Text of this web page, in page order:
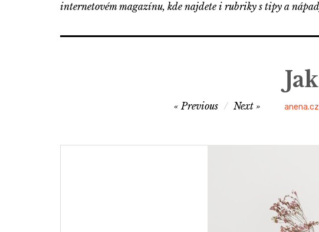
internetovém magazínu, kde najdete i rubriky s tipy a
anena.cz
příspěvek
Previous Next